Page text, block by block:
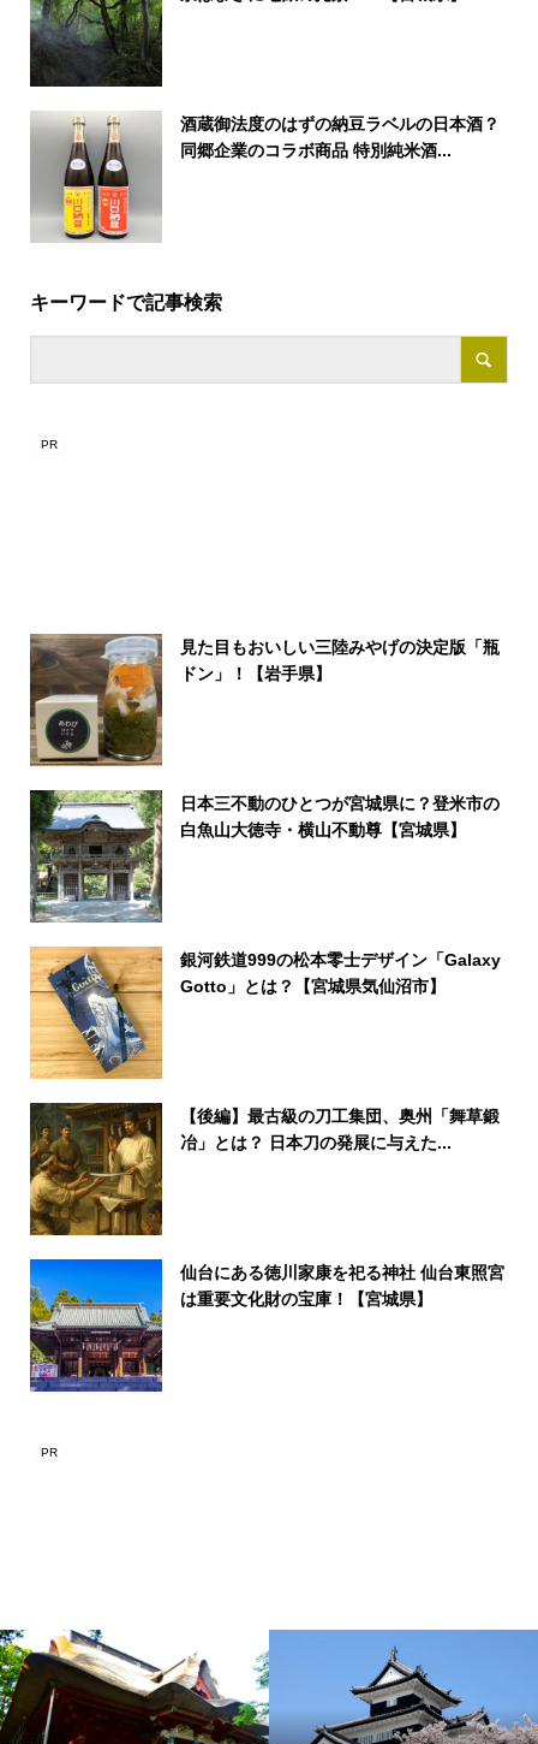
酒蔵御法度のはずの納豆ラベルの日本酒？
同郷企業のコラボ商品 特別純米酒...
キーワードで記事検索
見た目もおいしい三陸みやげの決定版「瓶
ドン」！【岩手県】
日本三不動のひとつが宮城県に？登米市の
白魚山大徳寺・横山不動尊【宮城県】
銀河鉄道999の松本零士デザイン「Galaxy
Gotto」とは？【宮城県気仙沼市】
【後編】最古級の刀工集団、奥州「舞草鍛
冶」とは？ 日本刀の発展に与えた...
仙台にある徳川家康を祀る神社 仙台東照宮
は重要文化財の宝庫！【宮城県】